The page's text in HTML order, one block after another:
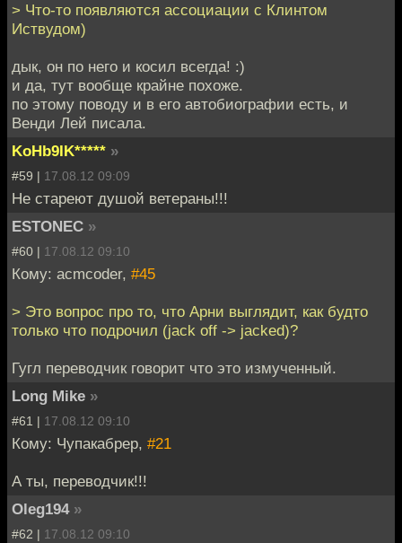
> Что-то появляются ассоциации с Клинтом
Иствудом)
дык, он по него и косил всегда! :)
и да, тут вообще крайне похоже.
по этому поводу и в его автобиографии есть, и
Венди Лей писала.
KoHb9IK***** »
#59 | 17.08.12 09:09
Не стареют душой ветераны!!!
ESTONEC »
#60 | 17.08.12 09:10
Кому: acmcoder, #45
> Это вопрос про то, что Арни выглядит, как будто
только что подрочил (jack off -> jacked)?
Гугл переводчик говорит что это измученный.
Long Mike »
#61 | 17.08.12 09:10
Кому: Чупакабрер, #21
А ты, переводчик!!!
Oleg194 »
#62 | 17.08.12 09:10